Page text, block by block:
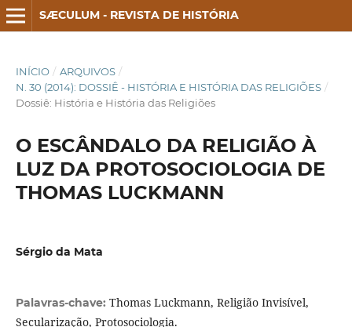
SÆCULUM - REVISTA DE HISTÓRIA
INÍCIO / ARQUIVOS /
N. 30 (2014): DOSSIÊ - HISTÓRIA E HISTÓRIA DAS RELIGIÕES /
Dossiê: História e História das Religiões
O ESCÂNDALO DA RELIGIÃO À
LUZ DA PROTOSOCIOLOGIA DE
THOMAS LUCKMANN
Sérgio da Mata
Palavras-chave: Thomas Luckmann, Religião Invisível,
Secularização, Protosociologia.